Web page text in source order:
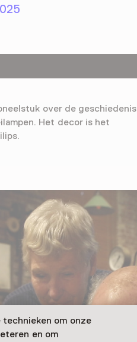
om onze
en om
over de
Het decor is het